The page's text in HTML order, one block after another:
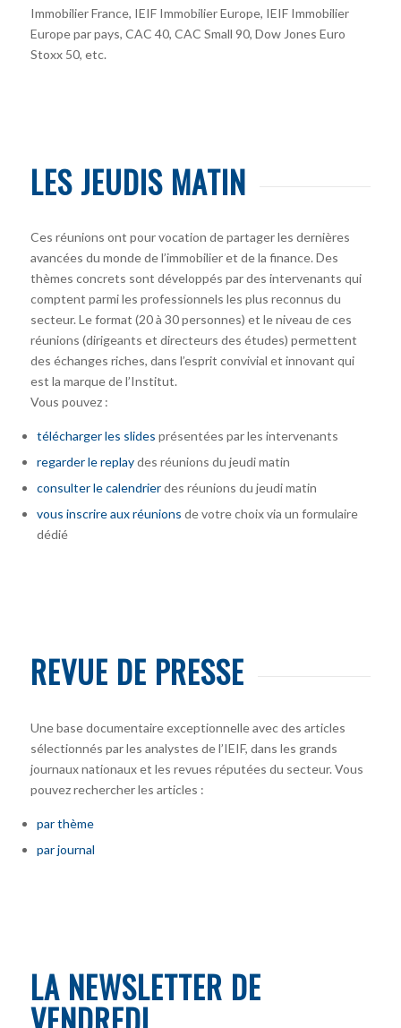
Immobilier France, IEIF Immobilier Europe, IEIF Immobilier
Europe par pays, CAC 40, CAC Small 90, Dow Jones Euro
Stoxx 50, etc.
LES JEUDIS MATIN
Ces réunions ont pour vocation de partager les dernières
avancées du monde de l’immobilier et de la finance. Des
thèmes concrets sont développés par des intervenants qui
comptent parmi les professionnels les plus reconnus du
secteur. Le format (20 à 30 personnes) et le niveau de ces
réunions (dirigeants et directeurs des études) permettent
des échanges riches, dans l’esprit convivial et innovant qui
est la marque de l’Institut.
Vous pouvez :
télécharger les slides présentées par les intervenants
regarder le replaydes réunions du jeudi matin
consulter le calendrierdes réunions du jeudi matin
vous inscrire aux réunions de votre choix via un formulaire
dédié
REVUE DE PRESSE
Une base documentaire exceptionnelle avec des articles
sélectionnés par les analystes de l’IEIF, dans les grands
journaux nationaux et les revues réputées du secteur. Vous
pouvez rechercher les articles :
par thème
par journal
LA NEWSLETTER DE